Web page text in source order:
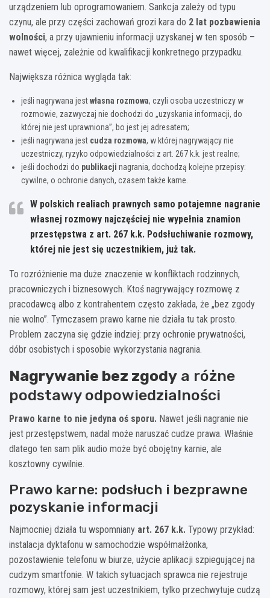
urządzeniem lub oprogramowaniem. Sankcja zależy od typu
czynu, ale przy części zachowań grozi kara do 2 lat pozbawienia
wolności, a przy ujawnieniu informacji uzyskanej w ten sposób –
nawet więcej, zależnie od kwalifikacji konkretnego przypadku.
Największa różnica wygląda tak:
jeśli nagrywana jestwłasna rozmowa, czyli osoba uczestniczy w
rozmowie, zazwyczaj nie dochodzi do „uzyskania informacji, do
której nie jest uprawniona”, bo jest jej adresatem;
jeśli nagrywana jest cudza rozmowa, w której nagrywający nie
uczestniczy, ryzyko odpowiedzialności z art. 267 k.k. jest realne;
jeśli dochodzi do publikacji nagrania, dochodzą kolejne przepisy:
cywilne, o ochronie danych, czasem także karne.
W polskich realiach prawnych samo potajemne nagranie
własnej rozmowy najczęściej nie wypełnia znamion
przestępstwa z art. 267 k.k. Podsłuchiwanie rozmowy,
której nie jest się uczestnikiem, już tak.
To rozróżnienie ma duże znaczenie w konfliktach rodzinnych,
pracowniczych i biznesowych. Ktoś nagrywający rozmowę z
pracodawcą albo z kontrahentem często zakłada, że „bez zgody
nie wolno”. Tymczasem prawo karne nie działa tu tak prosto.
Problem zaczyna się gdzie indziej: przy ochronie prywatności,
dóbr osobistych i sposobie wykorzystania nagrania.
Nagrywanie bez zgody a różne
podstawy odpowiedzialności
Prawo karne to nie jedyna oś sporu. Nawet jeśli nagranie nie
jest przestępstwem, nadal może naruszać cudze prawa. Właśnie
dlatego ten sam plik audio może być obojętny karnie, ale
kosztowny cywilnie.
Prawo karne: podsłuch i bezprawne
pozyskanie informacji
Najmocniej działa tu wspomniany art. 267 k.k. Typowy przykład:
instalacja dyktafonu w samochodzie współmałżonka,
pozostawienie telefonu w biurze, użycie aplikacji szpiegującej na
cudzym smartfonie. W takich sytuacjach sprawca nie rejestruje
rozmowy, której sam jest uczestnikiem, tylko przechwytuje cudzą